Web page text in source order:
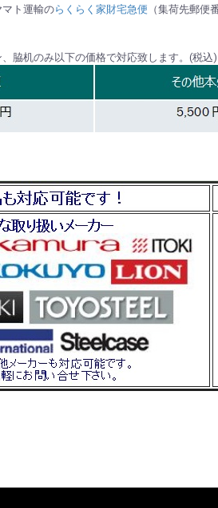
ト運輸のらくらく家財宅急便 （集荷先郵便
脇机のみ以下の価格で対応致します。(税込)